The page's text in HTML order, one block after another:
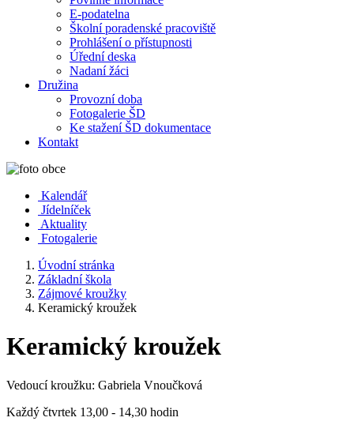
E-podatelna
Školní poradenské pracoviště
Prohlášení o přístupnosti
Úřední deska
Nadaní žáci
Družina
Provozní doba
Fotogalerie ŠD
Ke stažení ŠD dokumentace
Kontakt
Kalendář
Jídelníček
Aktuality
Fotogalerie
Úvodní stránka
Základní škola
Zájmové kroužky
Keramický kroužek
Keramický kroužek
Vedoucí kroužku: Gabriela Vnoučková
Každý čtvrtek 13,00 - 14,30 hodin